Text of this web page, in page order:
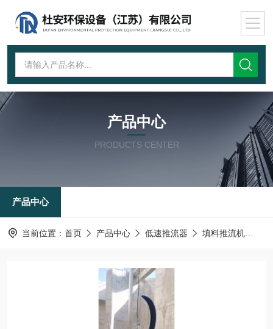
产品中心
PRODUCTS CENTER
产品中心
当前位置： 首页 产品中心 低速推流器 填料推流机